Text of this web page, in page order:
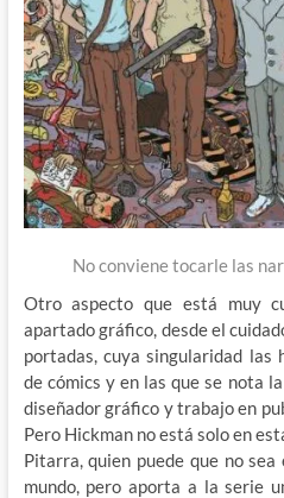
No conviene tocarle las
Otro aspecto que está muy
apartado gráfico, desde el
portadas, cuya singularidad las
de cómics y en las que se nota
diseñador gráfico y trabajo en
Pero Hickman no está solo en
Pitarra, quien puede que no sea
mundo, pero aporta a la serie